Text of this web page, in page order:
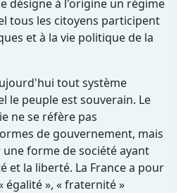
désigne à l'origine un régime
tous les citoyens participent
et à la vie politique de la
tout système
le peuple est souverain. Le
ne se réfère pas
de gouvernement, mais
forme de société ayant
et la liberté. La France a pour
égalité », « fraternité »